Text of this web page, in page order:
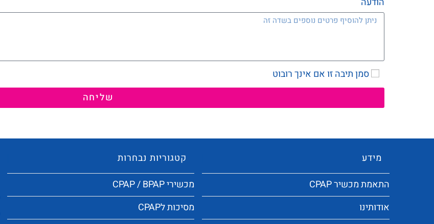
סמן תיבה זו אם אינך רובוט
שליחה
מידע
התאמת מכשיר CPAP
אודותינו
קטגוריות נבחרות
מכשירי CPAP / BPAP
מסיכות לCPAP